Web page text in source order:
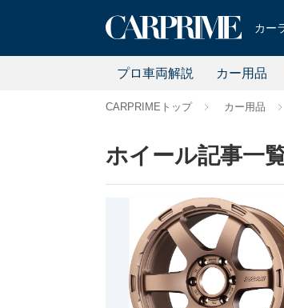
カー
プロ車両解説 カー用品
CARPRIMEトップ カー用品
ホイール記事一